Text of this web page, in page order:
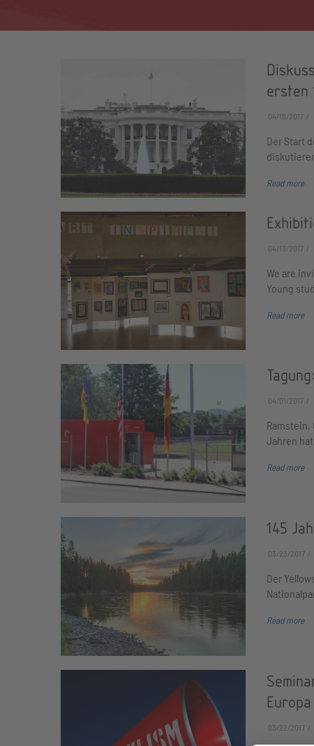
ersten
04/18/2017
Der Start
Read more
04/13/2017
We are
Young
Read more
04/01/2017
Jahren
Read more
145
03/23/2017
Der
Read more
03/22/2017